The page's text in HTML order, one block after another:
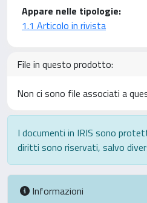
Appare nelle tipologie:
1.1 Articolo in rivista
File in questo prodotto:
Non ci sono file associati a
I documenti in IRIS sono
diritti sono riservati, salvo
Informazioni